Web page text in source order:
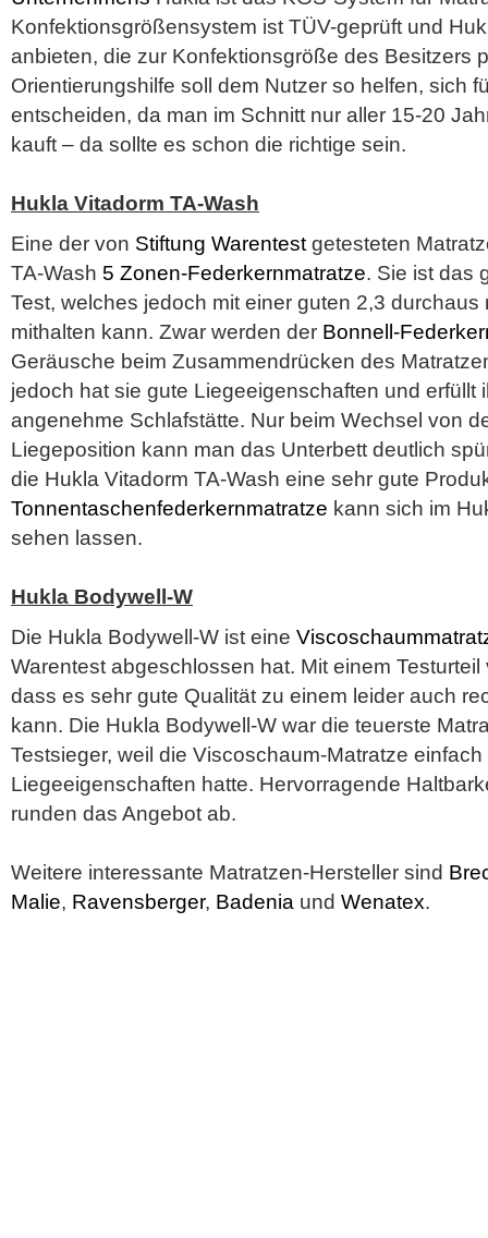
Konfektionsgrößensystem ist TÜV-geprüft und
anbieten, die zur Konfektionsgröße des Besitzers
Orientierungshilfe soll dem Nutzer so helfen, sich
entscheiden, da man im Schnitt nur aller 15-20
kauft – da sollte es schon die richtige sein.
Hukla Vitadorm TA-Wash
Eine der von Stiftung Warentest getesteten
TA-Wash 5 Zonen-Federkernmatratze. Sie ist das
Test, welches jedoch mit einer guten 2,3 durchaus
mithalten kann. Zwar werden der Bonnell-
Geräusche beim Zusammendrücken des
jedoch hat sie gute Liegeeigenschaften und erfüllt
angenehme Schlafstätte. Nur beim Wechsel von
Liegeposition kann man das Unterbett deutlich
die Hukla Vitadorm TA-Wash eine sehr gute
Tonnentaschenfederkernmatratze kann sich im
sehen lassen.
Hukla Bodywell-W
Die Hukla Bodywell-W ist eine
Warentest abgeschlossen hat. Mit einem
dass es sehr gute Qualität zu einem leider auch
kann. Die Hukla Bodywell-W war die teuerste
Testsieger, weil die Viscoschaum-Matratze
Liegeeigenschaften hatte. Hervorragende
runden das Angebot ab.
Weitere interessante Matratzen-Hersteller sind
Malie, Ravensberger, Badenia und Wenatex.